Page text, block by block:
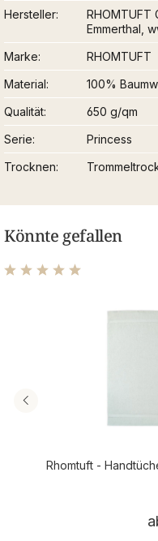
Hersteller
RHOMTUFT
Emmerthal,
Marke
RHOMTUFT
Material
100%
Qualität
650 g/qm
Serie
Princess
Trocknen
Könnte gefallen
Rhomtuft -